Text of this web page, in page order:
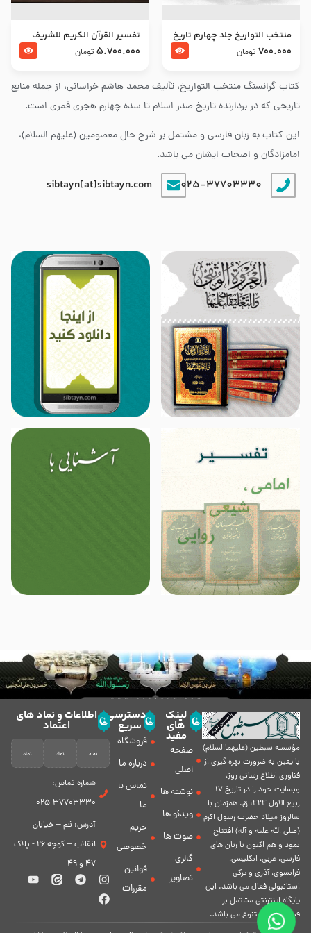
کتاب گرانسنگ منتخب التواريخ، تألیف محمد هاشم خراسانی، از جمله منابع
تاریخی که در بردارنده تاریخ صدر اسلام تا سده چهارم هجری قمری است.
این کتاب به زبان فارسی و مشتمل بر شرح حال معصومین (علیهم السلام)،
امامزادگان و اصحاب ایشان می باشد.
025-37703330
sibtayn[at]sibtayn.com
منتخب التواریخ جلد چهارم تاریخ
امام زین العابدین و امام محمد
700.000 تومان
تفسير القرآن الكريم للشريف
المرتضي قدس سرّه
5.700.000 تومان
مؤسسه سبطين (عليهماالسلام)
با يقين به ضرورت بهره گیرى از
فناورى اطلاع رسانى روز،
وبسایت خود را در تاريخ 17
ربيع الاول 1424 ق. همزمان با
سالروز ميلاد حضرت رسول اكرم
(صلی الله علیه و آله) افتتاح
نمود و هم اكنون با زبان های
فارسی، عربى، انگلیسی،
فرانسوی، آذری و ترکی
استانبولی فعال مى باشد. اين
پايگاه اينترنتى مشتمل بر
قسمت هاى متنوع مى باشد.
لینک
های
مفید
صفحه
اصلی
نوشته ها
ویدئو ها
صوت ها
گالری
تصاویر
دسترسی
سریع
فروشگاه
درباره ما
تماس با
ما
حریم
خصوصی
قوانین
مقررات
اطلاعات و نماد های
اعتماد
شماره تماس:
37703330-025
آدرس: قم – خیابان
انقلاب – کوچه 26 - پلاک
47 و 49